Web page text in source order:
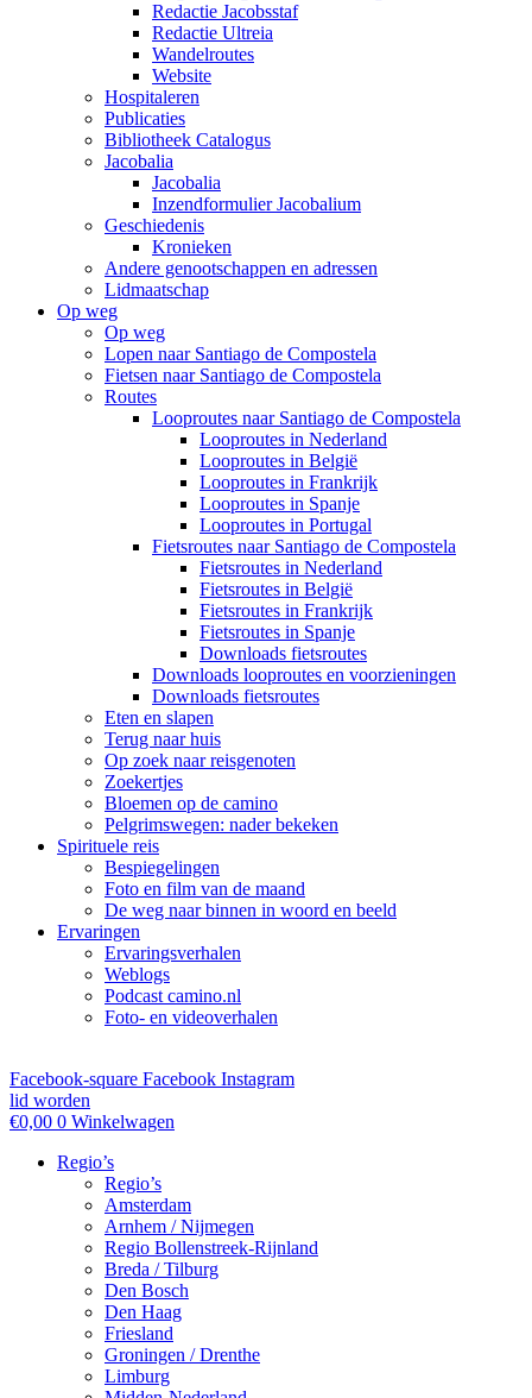
Redactie Jacobsstaf
Redactie Ultreia
Wandelroutes
Website
Hospitaleren
Publicaties
Bibliotheek Catalogus
Jacobalia
Jacobalia
Inzendformulier Jacobalium
Geschiedenis
Kronieken
Andere genootschappen en adressen
Lidmaatschap
Op weg
Op weg
Lopen naar Santiago de Compostela
Fietsen naar Santiago de Compostela
Routes
Looproutes naar Santiago de Compostela
Looproutes in Nederland
Looproutes in België
Looproutes in Frankrijk
Looproutes in Spanje
Looproutes in Portugal
Fietsroutes naar Santiago de Compostela
Fietsroutes in Nederland
Fietsroutes in België
Fietsroutes in Frankrijk
Fietsroutes in Spanje
Downloads fietsroutes
Downloads looproutes en voorzieningen
Downloads fietsroutes
Eten en slapen
Terug naar huis
Op zoek naar reisgenoten
Zoekertjes
Bloemen op de camino
Pelgrimswegen: nader bekeken
Spirituele reis
Bespiegelingen
Foto en film van de maand
De weg naar binnen in woord en beeld
Ervaringen
Ervaringsverhalen
Weblogs
Podcast camino.nl
Foto- en videoverhalen
Facebook-square Facebook Instagram
lid worden
€0,00 0 Winkelwagen
Regio’s
Regio’s
Amsterdam
Arnhem / Nijmegen
Regio Bollenstreek-Rijnland
Breda / Tilburg
Den Bosch
Den Haag
Friesland
Groningen / Drenthe
Limburg